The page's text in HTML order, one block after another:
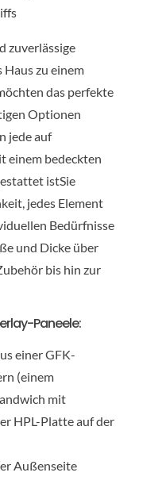
zuverlässige
zu einem
das perfekte
Optionen
jede auf
einem bedeckten
istSie
jedes Element
Bedürfnisse
und Dicke über
bis hin zur
Paneele:
einer GFK-
(einem
mit
HPL-Platte auf der
Außenseite